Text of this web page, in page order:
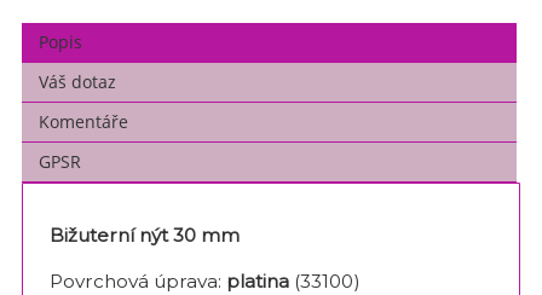
Popis
Váš dotaz
Komentáře
GPSR
Bižuterní nýt 30 mm
Povrchová úprava: platina(33100)